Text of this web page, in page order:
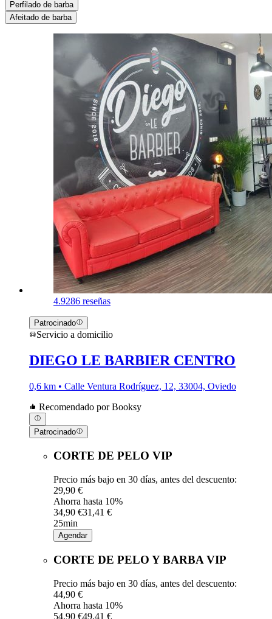
Perfilado de barba
Afeitado de barba
4.9286 reseñas
Patrocinado
Servicio a domicilio
DIEGO LE BARBIER CENTRO
0,6 km • Calle Ventura Rodríguez, 12, 33004, Oviedo
Recomendado por Booksy
Patrocinado
CORTE DE PELO VIP
Precio más bajo en 30 días, antes del descuento:
29,90 €
Ahorra hasta 10%
34,90 €31,41 €
25min
Agendar
CORTE DE PELO Y BARBA VIP
Precio más bajo en 30 días, antes del descuento:
44,90 €
Ahorra hasta 10%
54,90 €49,41 €